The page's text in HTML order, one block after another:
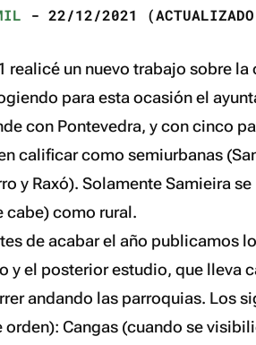
- 22/12/2021
realicé un nuevo trabajo sobre
para esta ocasión el
con Pontevedra, y con cinco
calificar como semiurbanas
y Raxó). Solamente Samieira
cabe) como rural.
de acabar el año publicamos
y el posterior estudio, que lleva
andando las parroquias. Los
orden): Cangas (cuando se